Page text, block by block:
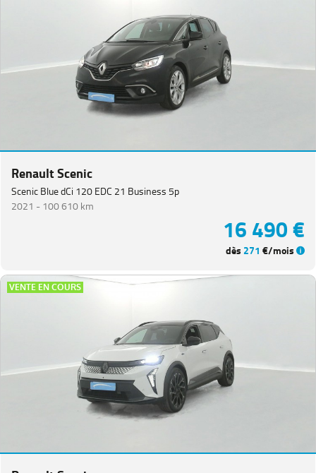
Renault Scenic
Scenic Blue dCi 120 EDC 21 Business 5p
2021 - 100 610 km
16 490 €
dès 271 €/mois
VENTE EN COURS